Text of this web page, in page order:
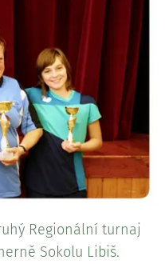
Regionální turnaj
Sokolu Libiš.